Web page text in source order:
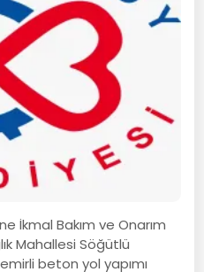
İkmal Bakım ve Onarım
Mahallesi Söğütlü
beton yol yapımı